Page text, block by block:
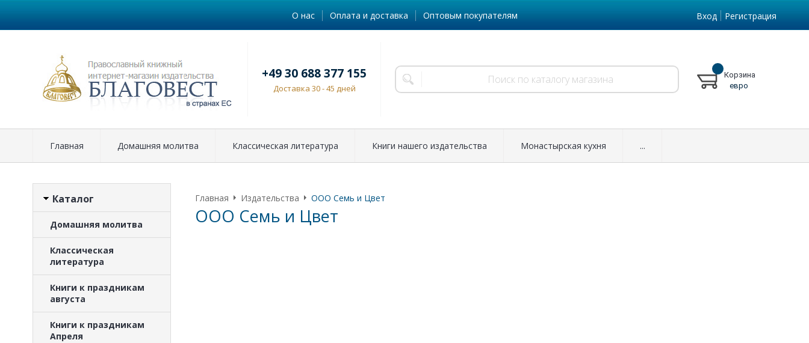
О нас Оплата и доставка Оптовым покупателям Вход Регистрация
+49 30 688 377 155
Доставка 30 - 45 дней
Корзина
евро
Главная Домашняя молитва Классическая литература Книги нашего издательства Монастырская кухня ...
Каталог
Домашняя молитва
Классическая
литература
Книги к праздникам
августа
Книги к праздникам
Апреля
Главная Издательства ООО Семь и Цвет
ООО Семь и Цвет